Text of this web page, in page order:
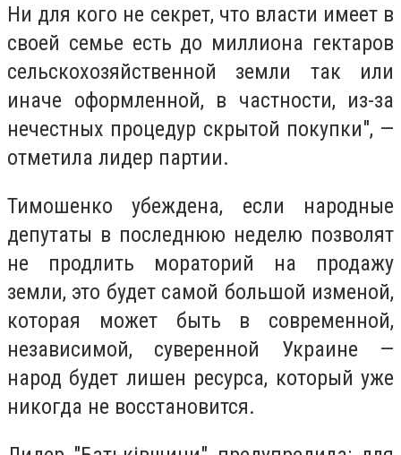
Ни для кого не секрет, что власти имеет в
своей семье есть до миллиона гектаров
сельскохозяйственной земли так или
иначе оформленной, в частности, из-за
нечестных процедур скрытой покупки", —
отметила лидер партии.
Тимошенко убеждена, если народные
депутаты в последнюю неделю позволят
не продлить мораторий на продажу
земли, это будет самой большой изменой,
которая может быть в современной,
независимой, суверенной Украине —
народ будет лишен ресурса, который уже
никогда не восстановится.